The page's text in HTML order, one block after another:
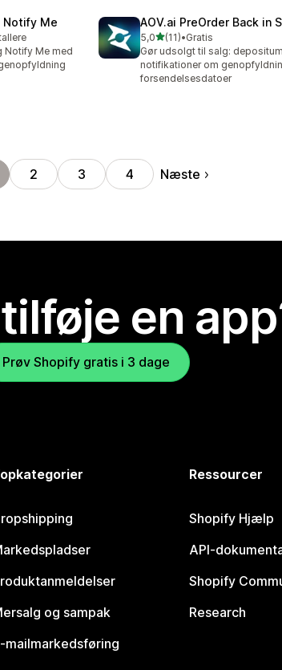
Notify Me
Notify Me med
AOV.ai PreOrder Back in
5,0ud af 5 stjerner
(11)
11 anmeldelser i alt
•Gratis
Gør udsolgt til salg:
notifikationer om
forsendelsesdatoer
2 3 4 Næste
en
Prøv Shopify gratis i 3 dage
og sampak
mailmarkedsføring
Ressourcer
Shopify Hjælp
API-
Shopify
Research